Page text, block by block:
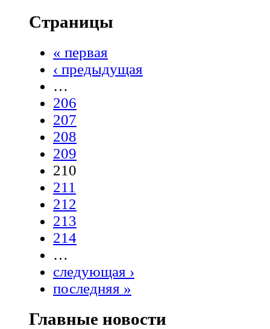
Страницы
« первая
‹ предыдущая
…
206
207
208
209
210
211
212
213
214
…
следующая ›
последняя »
Главные новости